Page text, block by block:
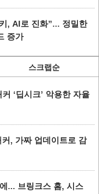
, AI로 진화”... 정밀한
증가
스크랩순
‘딥시크’ 악용한 자율
, 가짜 업데이트로 감
... 브링크스 홈, 시스